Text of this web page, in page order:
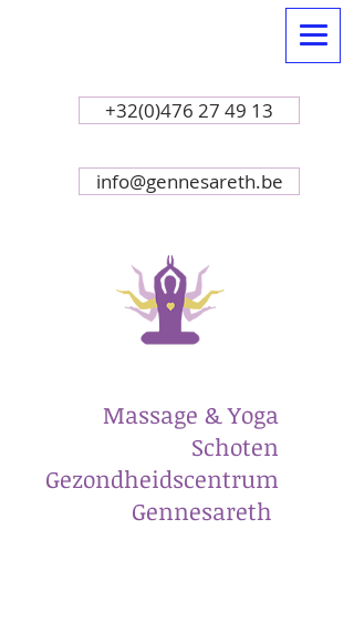
Massage & Yoga
Schoten
Gezondheidscentrum
​Gennesareth
+32(0)476 27 49 13
info@gennesareth.be